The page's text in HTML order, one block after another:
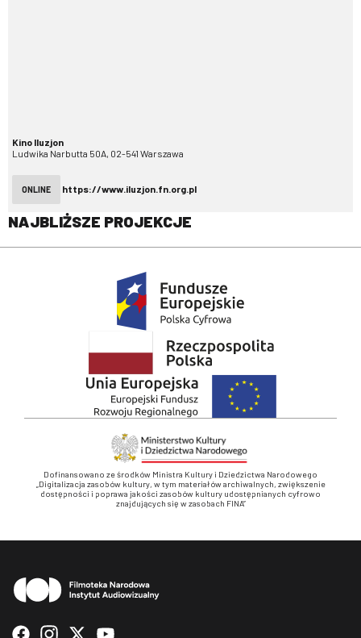
Kino Iluzjon
Ludwika Narbutta 50A, 02-541 Warszawa
ONLINE https://www.iluzjon.fn.org.pl
NAJBLIŻSZE PROJEKCJE
Dofinansowano ze środków Ministra Kultury i Dziedzictwa Narodowego
„Digitalizacja zasobów kultury, w tym materiałów archiwalnych, zwiększenie
dostępności i poprawa jakości zasobów kultury udostępnianych cyfrowo
znajdujących się w zasobach FINA”